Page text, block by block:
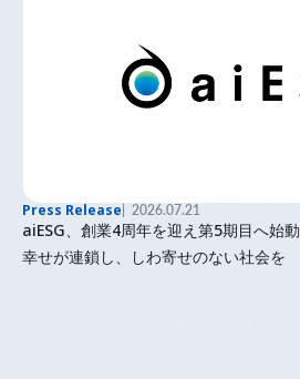
Press Release 2026.07.21
aiESG、創業4周年を迎え第5期目へ始動
幸せが連鎖し、しわ寄せのない社会を